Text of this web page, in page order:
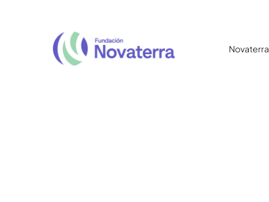
Novaterra